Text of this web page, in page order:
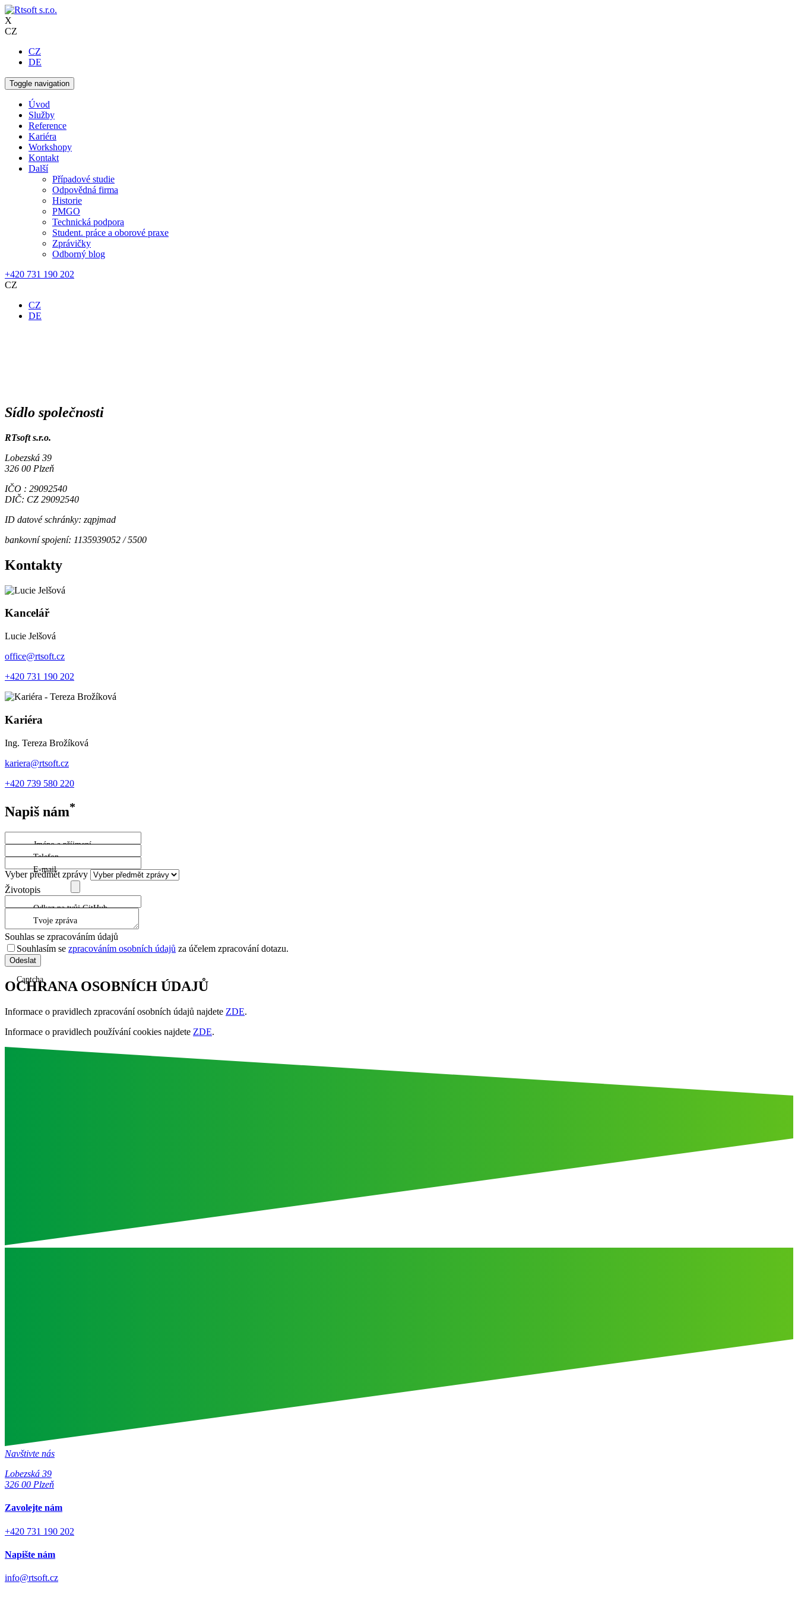
X
CZ
CZ
DE
Toggle navigation
Úvod
Služby
Reference
Kariéra
Workshopy
Kontakt
Další
Případové studie
Odpovědná firma
Historie
PMGO
Technická podpora
Student. práce a oborové praxe
Zprávičky
Odborný blog
+420 731 190 202
CZ
CZ
DE
Sídlo společnosti
RTsoft s.r.o.
Lobezská 39
326 00 Plzeň
IČO : 29092540
DIČ: CZ 29092540
ID datové schránky: zqpjmad
bankovní spojení: 1135939052 / 5500
Kontakty
Kancelář
Lucie Jelšová
office@rtsoft.cz
+420 731 190 202
Kariéra
Ing. Tereza Brožíková
kariera@rtsoft.cz
+420 739 580 220
Napiš nám*
Jméno a příjmení
Telefon
E-mail
Vyber předmět zprávy
Životopis
Odkaz na tvůj GitHub
Tvoje zpráva
Souhlas se zpracováním údajů
Souhlasím se zpracováním osobních údajů za účelem zpracování dotazu.
Captcha
OCHRANA OSOBNÍCH ÚDAJŮ
Informace o pravidlech zpracování osobních údajů najdete ZDE.
Informace o pravidlech používání cookies najdete ZDE.
Navštivte nás
Lobezská 39
326 00 Plzeň
Zavolejte nám
+420 731 190 202
Napište nám
info@rtsoft.cz